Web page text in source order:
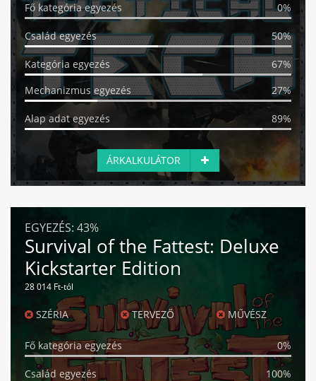
Fő kategória egyezés 0%
Család egyezés 50%
Kategória egyezés
67%
Mechanizmus egyezés
27%
Alap adat egyezés 89%
ÁRKALKULÁTOR
EGYEZÉS: 43%
Survival of the Fattest: Deluxe
Kickstarter Edition
28 014 Ft-tól
SZÉRIA TERVEZŐ MŰVÉSZ
Fő kategória egyezés 0%
Család egyezés 100%